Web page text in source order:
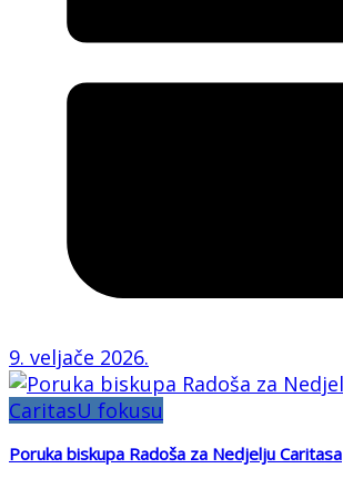
9. veljače 2026.
CaritasU fokusu
Poruka biskupa Radoša za Nedjelju Caritasa